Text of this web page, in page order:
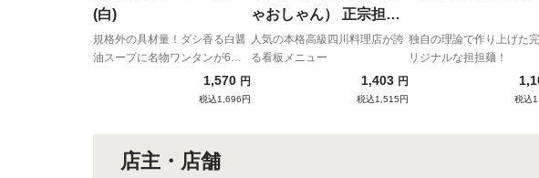
(白)
規格外の具材量！ダシ香る白醤
油スープに名物ワンタンが6個
も入った贅沢ワンタン麺！
1,570 円
税込1,696円
ゃおしゃん） 正宗担担
麺（成都タンタン麺）
人気の本格高級四川料理店が誇
る看板メニュー
1,403 円
税込1,515円
独自の理論で作り上げた
リジナルな担担麺！
税込
店主・店舗